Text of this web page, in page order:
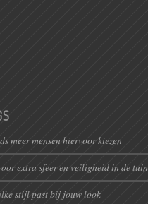
meer mensen hiervoor kiezen
extra sfeer en veiligheid in de tuin
stijl past bij jouw look